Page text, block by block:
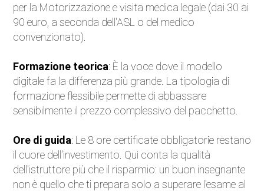
per la Motorizzazione e visita medica legale (dai 30 ai
90 euro, a seconda dell'ASL o del medico
convenzionato).
Formazione teorica: È la voce dove il modello
digitale fa la differenza più grande. La tipologia di
formazione flessibile permette di abbassare
sensibilmente il prezzo complessivo del pacchetto.
Ore di guida: Le 8 ore certificate obbligatorie restano
il cuore dell'investimento. Qui conta la qualità
dell'istruttore più che il risparmio: un buon insegnante
non è quello che ti prepara solo a superare l'esame al